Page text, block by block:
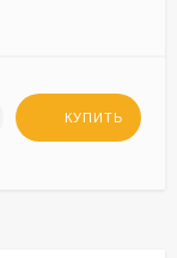
КУПИТЬ